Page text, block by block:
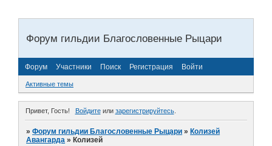
Форум гильдии Благословенные Рыцари
Форум Участники Поиск Регистрация Войти
Активные темы
Привет, Гость! Войдитеили зарегистрируйтесь.
»Форум гильдии Благословенные Рыцари »Колизей
Авангарда »Колизей